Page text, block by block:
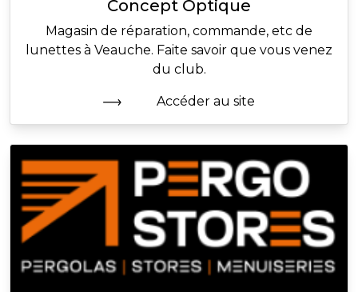
Concept Optique
Magasin de réparation, commande, etc de
lunettes à Veauche. Faite savoir que vous venez
du club.
Accéder au site